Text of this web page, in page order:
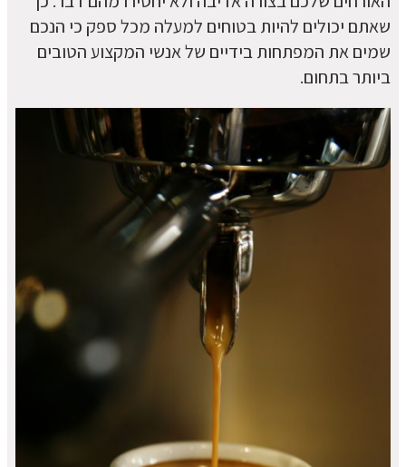
שאתם יכולים להיות בטוחים למעלה מכל ספק כי הנכם
שמים את המפתחות בידיים של אנשי המקצוע הטובים
ביותר בתחום.